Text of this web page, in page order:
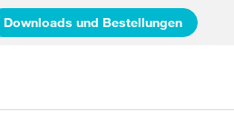
Downloads und Bestellungen